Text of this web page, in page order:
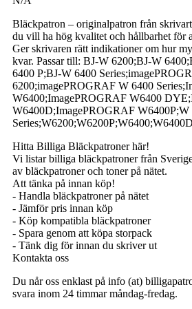
Bläckpatron – originalpatron från
du vill ha hög kvalitet och hållbarhet för
Ger skrivaren rätt indikationer om hur
kvar. Passar till: BJ-W 6200;BJ-W
6400 P;BJ-W 6400
6200;imagePROGRAF W 6400
W6400;ImagePROGRAF W6400
W6400D;ImagePROGRAF W6400P;W
Hitta Billiga Bläckpatroner här!
Vi listar billiga bläckpatroner från
av bläckpatroner och toner på nätet.
Att tänka på innan köp!
- Handla bläckpatroner på nätet
- Jämför pris innan köp
- Köp kompatibla bläckpatroner
- Spara genom att köpa storpack
- Tänk dig för innan du skriver ut
Kontakta oss
Du når oss enklast på info (at)
svara inom 24 timmar måndag-fredag.